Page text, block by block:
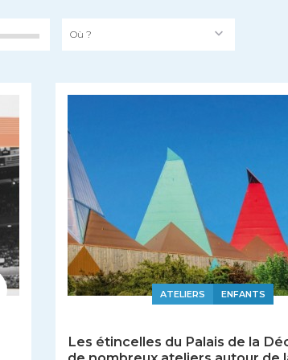
Où ?
ATELIERS ENFANTS
Les étincelles du Palais de la